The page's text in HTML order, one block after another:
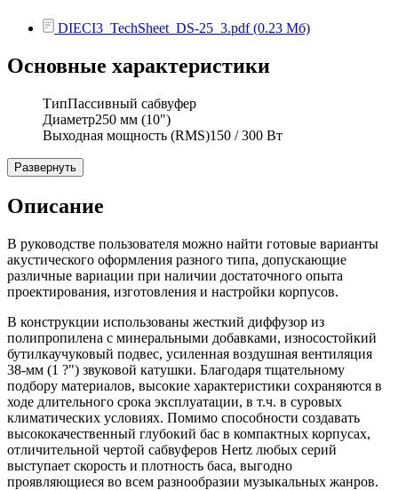
DIECI3_TechSheet_DS-25_3.pdf (0.23 Мб)
Основные характеристики
ТипПассивный сабвуфер
Диаметр250 мм (10")
Выходная мощность (RMS)150 / 300 Вт
Развернуть
Описание
В руководстве пользователя можно найти готовые варианты
акустического оформления разного типа, допускающие
различные вариации при наличии достаточного опыта
проектирования, изготовления и настройки корпусов.
В конструкции использованы жесткий диффузор из
полипропилена с минеральными добавками, износостойкий
бутилкаучуковый подвес, усиленная воздушная вентиляция
38-мм (1 ?") звуковой катушки. Благодаря тщательному
подбору материалов, высокие характеристики сохраняются в
ходе длительного срока эксплуатации, в т.ч. в суровых
климатических условиях. Помимо способности создавать
высококачественный глубокий бас в компактных корпусах,
отличительной чертой сабвуферов Hertz любых серий
выступает скорость и плотность баса, выгодно
проявляющиеся во всем разнообразии музыкальных жанров.